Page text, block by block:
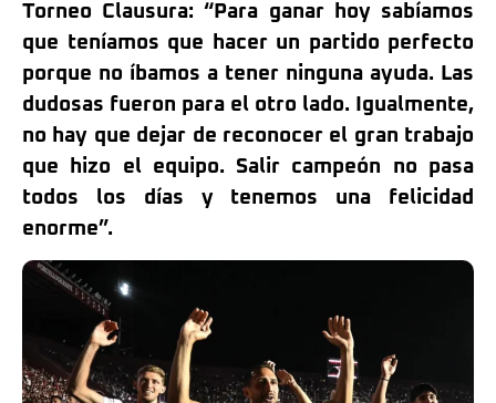
Torneo Clausura: “Para ganar hoy sabíamos
que teníamos que hacer un partido perfecto
porque no íbamos a tener ninguna ayuda. Las
dudosas fueron para el otro lado. Igualmente,
no hay que dejar de reconocer el gran trabajo
que hizo el equipo. Salir campeón no pasa
todos los días y tenemos una felicidad
enorme”.